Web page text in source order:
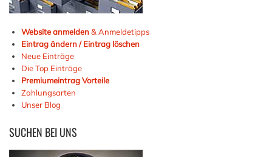
Website anmelden& Anmeldetipps
Eintrag ändern / Eintrag löschen
Neue Einträge
Die Top Einträge
Premiumeintrag Vorteile
Zahlungsarten
Unser Blog
SUCHEN BEI UNS